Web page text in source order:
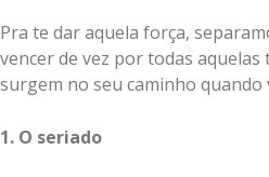
Pra te dar aquela força,
vencer de vez por todas
surgem no seu caminho quando
1. O seriado